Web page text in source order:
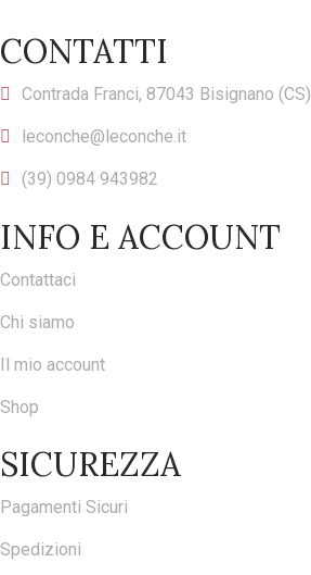
CONTATTI
Contrada Franci, 87043 Bisignano (CS)
leconche@leconche.it
(39) 0984 943982
INFO E ACCOUNT
Contattaci
Chi siamo
Il mio account
Shop
SICUREZZA
Pagamenti Sicuri
Spedizioni